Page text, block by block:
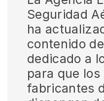
Seguridad
ha
contenido
dedicado a
para que
fabricantes